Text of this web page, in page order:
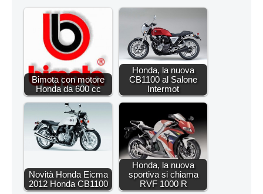
Bimota con motore
Honda da 600 cc
Honda, la nuova
CB1100 al Salone
Intermot
Novità Honda Eicma
2012 Honda CB1100
Honda, la nuova
sportiva si chiama
RVF 1000 R